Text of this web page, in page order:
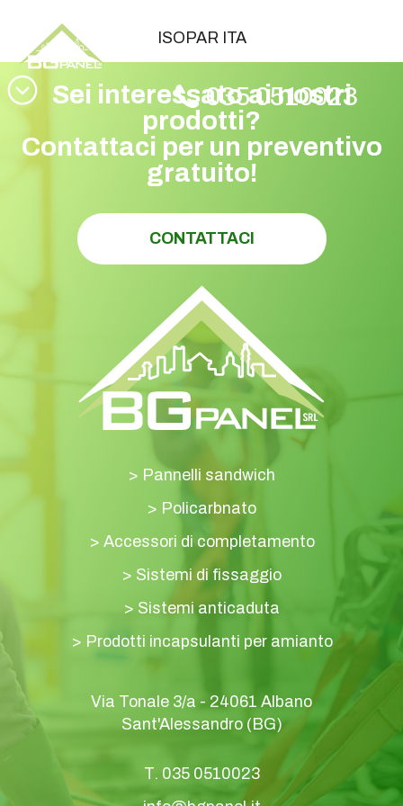
035 0510023
ISOPAR ITA
Sei interessato ai nostri
prodotti?
Contattaci per un preventivo
gratuito!
CONTATTACI
> Pannelli sandwich
> Policarbnato
> Accessori di completamento
> Sistemi di fissaggio
> Sistemi anticaduta
> Prodotti incapsulanti per amianto
Via Tonale 3/a - 24061 Albano
Sant'Alessandro (BG)
T. 035 0510023